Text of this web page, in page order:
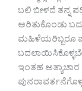
ಬಲಿ ಬೀಳದೆ ತನ್ನ
ಅರಿತುಕೊಂಡು
ಮಹಿಳೆಯರಿಬ್ಬರೂ
ಇಂತಹ ಅತ್ಯಾಚಾರ